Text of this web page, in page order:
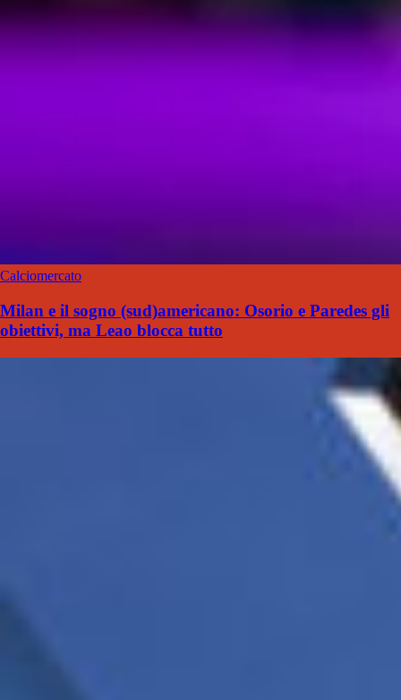
Calciomercato
Milan e il sogno (sud)americano: Osorio e Paredes gli
obiettivi, ma Leao blocca tutto